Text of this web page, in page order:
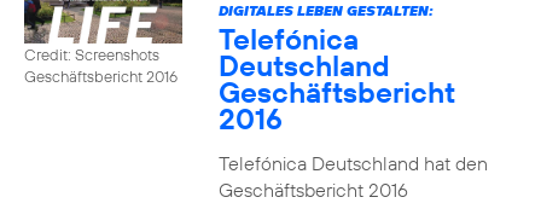
Credit: Screenshots
Geschäftsbericht 2016
DIGITALES LEBEN GESTALTEN:
Telefónica
Deutschland
Geschäftsbericht
2016
Telefónica Deutschland hat den
Geschäftsbericht 2016